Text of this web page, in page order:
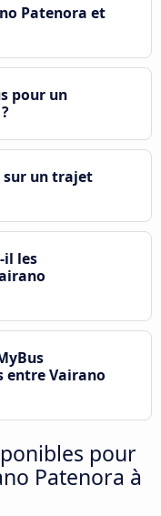
Patenora et
pour un
sur un trajet
il les
entre Vairano
pour
Patenora à